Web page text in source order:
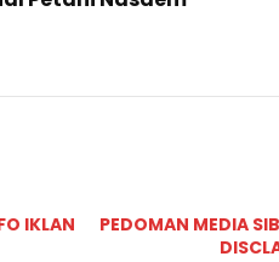
IKLAN PEDOMAN MEDIA